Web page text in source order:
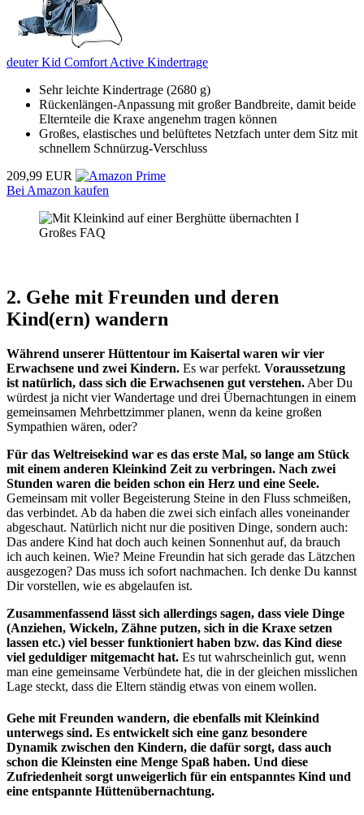
deuter Kid Comfort Active Kindertrage
Sehr leichte Kindertrage (2680 g)
Rückenlängen-Anpassung mit großer Bandbreite, damit beide
Elternteile die Kraxe angenehm tragen können
Großes, elastisches und belüftetes Netzfach unter dem Sitz mit
schnellem Schnürzug-Verschluss
209,99 EUR
Bei Amazon kaufen
2. Gehe mit Freunden und deren
Kind(ern) wandern
Während unserer Hüttentour im Kaisertal waren wir vier
Erwachsene und zwei Kindern. Es war perfekt. Voraussetzung
ist natürlich, dass sich die Erwachsenen gut verstehen. Aber Du
würdest ja nicht vier Wandertage und drei Übernachtungen in einem
gemeinsamen Mehrbettzimmer planen, wenn da keine großen
Sympathien wären, oder?
Für das Weltreisekind war es das erste Mal, so lange am Stück
mit einem anderen Kleinkind Zeit zu verbringen. Nach zwei
Stunden waren die beiden schon ein Herz und eine Seele.
Gemeinsam mit voller Begeisterung Steine in den Fluss schmeißen,
das verbindet. Ab da haben die zwei sich einfach alles voneinander
abgeschaut. Natürlich nicht nur die positiven Dinge, sondern auch:
Das andere Kind hat doch auch keinen Sonnenhut auf, da brauch
ich auch keinen. Wie? Meine Freundin hat sich gerade das Lätzchen
ausgezogen? Das muss ich sofort nachmachen. Ich denke Du kannst
Dir vorstellen, wie es abgelaufen ist.
Zusammenfassend lässt sich allerdings sagen, dass viele Dinge
(Anziehen, Wickeln, Zähne putzen, sich in die Kraxe setzen
lassen etc.) viel besser funktioniert haben bzw. das Kind diese
viel geduldiger mitgemacht hat. Es tut wahrscheinlich gut, wenn
man eine gemeinsame Verbündete hat, die in der gleichen misslichen
Lage steckt, dass die Eltern ständig etwas von einem wollen.
Gehe mit Freunden wandern, die ebenfalls mit Kleinkind
unterwegs sind. Es entwickelt sich eine ganz besondere
Dynamik zwischen den Kindern, die dafür sorgt, dass auch
schon die Kleinsten eine Menge Spaß haben. Und diese
Zufriedenheit sorgt unweigerlich für ein entspanntes Kind und
eine entspannte Hüttenübernachtung.